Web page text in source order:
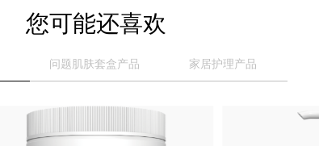
您可能还喜欢
问题肌肤套盒产品 家居护理产品